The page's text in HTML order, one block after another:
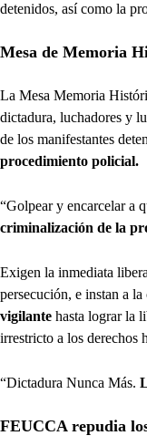
detenidos, así como la
Mesa de Memoria
La Mesa Memoria
dictadura, luchadores y
de los manifestantes
procedimiento policial.
“Golpear y encarcelar a
criminalización de la
Exigen la inmediata
persecución, e instan a la
vigilante hasta lograr la
irrestricto a los derechos
“Dictadura Nunca Más.
FEUCCA repudia